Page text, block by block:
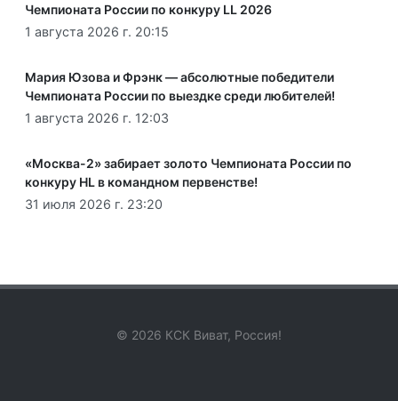
Чемпионата России по конкуру LL 2026
1 августа 2026 г. 20:15
Мария Юзова и Фрэнк — абсолютные победители
Чемпионата России по выездке среди любителей!
1 августа 2026 г. 12:03
«Москва-2» забирает золото Чемпионата России по
конкуру HL в командном первенстве!
31 июля 2026 г. 23:20
© 2026 КСК Виват, Россия!